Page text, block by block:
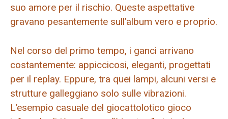
suo amore per il rischio. Queste aspettative
gravano pesantemente sull’album vero e proprio.
Nel corso del primo tempo, i ganci arrivano
costantemente: appiccicosi, eleganti, progettati
per il replay. Eppure, tra quei lampi, alcuni versi e
strutture galleggiano solo sulle vibrazioni.
L’esempio casuale del giocattolotico gioco